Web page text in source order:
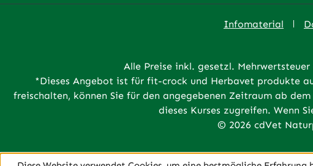
Infomaterial
Alle Preise inkl. gesetzl. Mehrwertsteuer
*Dieses Angebot ist für fit-crock und Herbavet produkte
freischalten, können Sie für den angegebenen Zeitraum ab
dieses Kurses zugreifen. Wenn
© 2026 cdVet